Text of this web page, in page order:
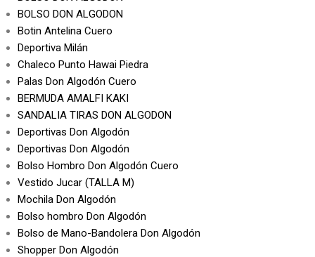
BOLSO DON ALGODON
Botin Antelina Cuero
Deportiva Milán
Chaleco Punto Hawai Piedra
Palas Don Algodón Cuero
BERMUDA AMALFI KAKI
SANDALIA TIRAS DON ALGODON
Deportivas Don Algodón
Deportivas Don Algodón
Bolso Hombro Don Algodón Cuero
Vestido Jucar (TALLA M)
Mochila Don Algodón
Bolso hombro Don Algodón
Bolso de Mano-Bandolera Don Algodón
Shopper Don Algodón